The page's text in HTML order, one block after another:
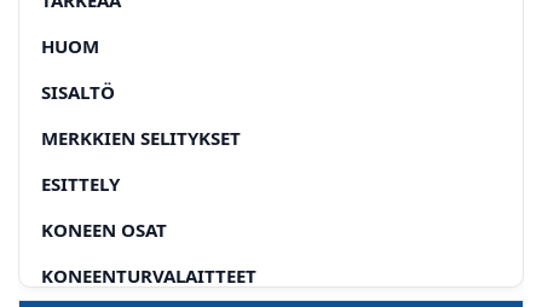
HUOM
SISALTÖ
MERKKIEN SELITYKSET
ESITTELY
KONEEN OSAT
KONEENTURVALAITTEET